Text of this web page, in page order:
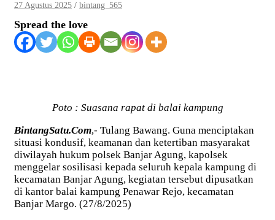
27 Agustus 2025 bintang_565
Spread the love
Poto : Suasana rapat di balai kampung
BintangSatu.Com,- Tulang Bawang. Guna menciptakan
situasi kondusif, keamanan dan ketertiban masyarakat
diwilayah hukum polsek Banjar Agung, kapolsek
menggelar sosilisasi kepada seluruh kepala kampung di
kecamatan Banjar Agung, kegiatan tersebut dipusatkan
di kantor balai kampung Penawar Rejo, kecamatan
Banjar Margo. (27/8/2025)